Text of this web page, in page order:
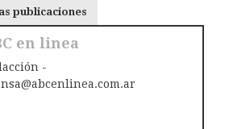
publicaciones
en linea
-